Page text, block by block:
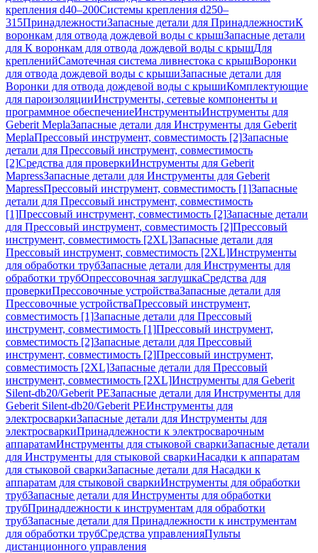
крепления d40–200Системы крепления d250–
315ПринадлежностиЗапасные детали для ПринадлежностиК
воронкам для отвода дождевой воды с крышЗапасные детали
для К воронкам для отвода дождевой воды с крышДля
крепленийСамотечная система ливнестока с крышВоронки
для отвода дождевой воды с крышиЗапасные детали для
Воронки для отвода дождевой воды с крышиКомплектующие
для пароизоляцииИнструменты, сетевые компоненты и
программное обеспечениеИнструментыИнструменты для
Geberit MeplaЗапасные детали для Инструменты для Geberit
MeplaПрессовый инструмент, совместимость [2]Запасные
детали для Прессовый инструмент, совместимость
[2]Средства для проверкиИнструменты для Geberit
MapressЗапасные детали для Инструменты для Geberit
MapressПрессовый инструмент, совместимость [1]Запасные
детали для Прессовый инструмент, совместимость
[1]Прессовый инструмент, совместимость [2]Запасные детали
для Прессовый инструмент, совместимость [2]Прессовый
инструмент, совместимость [2XL]Запасные детали для
Прессовый инструмент, совместимость [2XL]Инструменты
для обработки трубЗапасные детали для Инструменты для
обработки трубОпрессовочная заглушкаСредства для
проверкиПрессовочные устройстваЗапасные детали для
Прессовочные устройстваПрессовый инструмент,
совместимость [1]Запасные детали для Прессовый
инструмент, совместимость [1]Прессовый инструмент,
совместимость [2]Запасные детали для Прессовый
инструмент, совместимость [2]Прессовый инструмент,
совместимость [2XL]Запасные детали для Прессовый
инструмент, совместимость [2XL]Инструменты для Geberit
Silent-db20/Geberit PEЗапасные детали для Инструменты для
Geberit Silent-db20/Geberit PEИнструменты для
электросваркиЗапасные детали для Инструменты для
электросваркиПринадлежности к электросварочным
аппаратамИнструменты для стыковой сваркиЗапасные детали
для Инструменты для стыковой сваркиНасадки к аппаратам
для стыковой сваркиЗапасные детали для Насадки к
аппаратам для стыковой сваркиИнструменты для обработки
трубЗапасные детали для Инструменты для обработки
трубПринадлежности к инструментам для обработки
трубЗапасные детали для Принадлежности к инструментам
для обработки трубСредства управленияПульты
дистанционного управления